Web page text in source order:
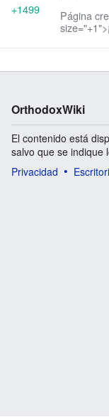
Página
+1499
OrthodoxWiki
El contenido está
salvo que se indique
Privacidad